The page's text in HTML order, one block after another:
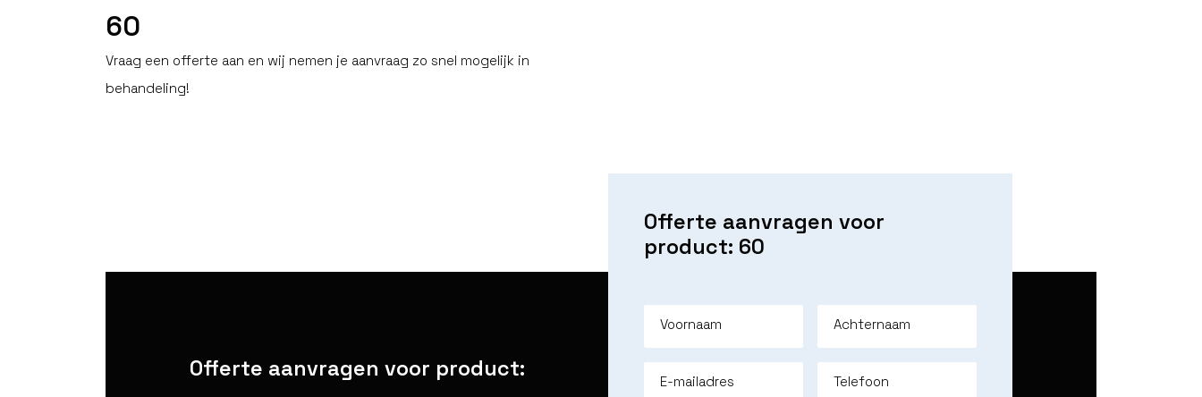
60
Vraag een offerte aan en wij nemen je aanvraag zo snel mogelijk in
behandeling!
Offerte aanvragen voor product:
Offerte aanvragen voor
product: 60
Voornaam Achternaam
E-mailadres Telefoon